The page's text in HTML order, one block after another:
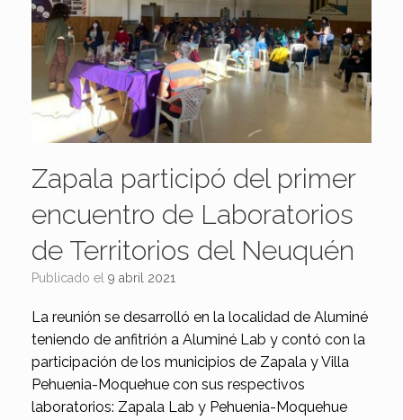
Zapala participó del primer
encuentro de Laboratorios
de Territorios del Neuquén
Publicado el 9 abril 2021
La reunión se desarrolló en la localidad de Aluminé
teniendo de anfitrión a Aluminé Lab y contó con la
participación de los municipios de Zapala y Villa
Pehuenia-Moquehue con sus respectivos
laboratorios: Zapala Lab y Pehuenia-Moquehue